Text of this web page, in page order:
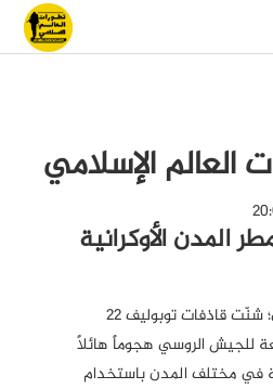
العالم الإسلامي
المدن الأوكرانية
موقع تطورات العالم الاسلامي؛ شنّت قاذفات توبوليف 22
للجيش الروسي هجوماً هائلاً
في مختلف المدن باستخدام